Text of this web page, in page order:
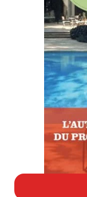
Livres
Livres les
Prix